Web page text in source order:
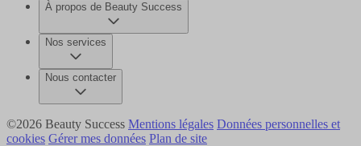
À propos de Beauty Success
Nos services
Nous contacter
©2026 Beauty Success Mentions légales Données personnelles et
cookies Gérer mes données Plan de site